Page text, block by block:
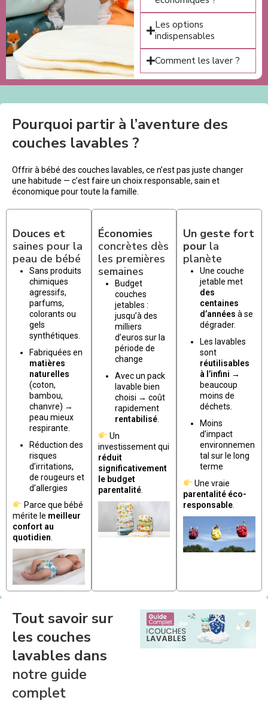
Les options
indispensables
Comment les laver ?
Pourquoi partir à l’aventure des
couches lavables ?
Offrir à bébé des couches lavables, ce n’est pas juste changer
une habitude — c’est faire un choix responsable, sain et
économique pour toute la famille.
Douces et
saines pour la
peau de bébé
Sans produits
chimiques
agressifs,
parfums,
colorants ou
gels
synthétiques.
Fabriquées en
matières
naturelles
(coton,
bambou,
chanvre) →
peau mieux
respirante.
Réduction des
risques
d’irritations,
de rougeurs et
d’allergies
Parce que bébé
mérite le meilleur
confort au
quotidien
Économies
concrètes dès
les premières
semaines
Budget
couches
jetables :
jusqu’à des
milliers
d’euros sur la
période de
change
Avec un pack
lavable bien
choisi → coût
rapidement
rentabilisé.
Un
investissement qui
réduit
significativement
le budget
parentalité.
Un geste fort
pour la
planète
Une couche
jetable met
des
centaines
d’années à se
dégrader.
Les lavables
sont
réutilisables
à l’infini →
beaucoup
moins de
déchets.
Moins
d’impact
environnemen
tal sur le long
terme
Une vraie
parentalité éco-
responsable
Tout savoir sur
les couches
lavables dans
notre guide
complet